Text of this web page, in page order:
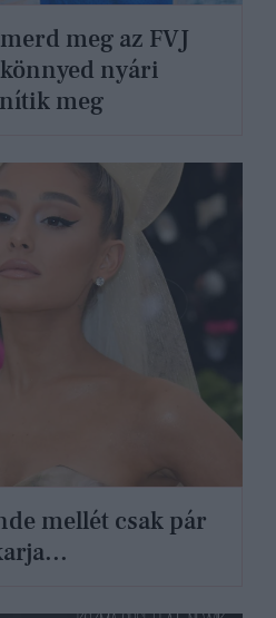
meg az FVJ
nyári
meg
mellét csak pár